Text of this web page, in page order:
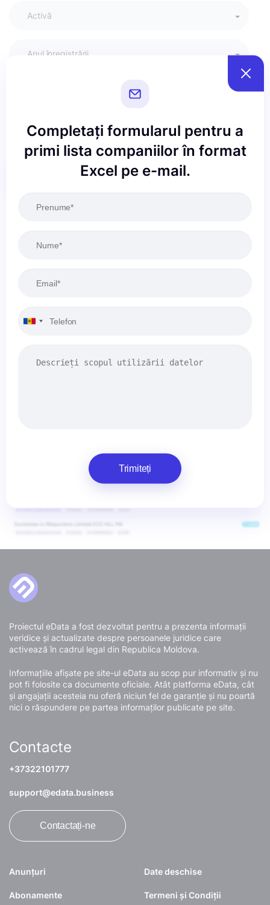
Activă
Anul înregistrării
Aplicați
Completați formularul pentru a
primi lista companiilor în format
Excel pe e-mail.
Trimiteți
Proiectul eData a fost dezvoltat pentru a prezenta informații
veridice și actualizate despre persoanele juridice care
activează în cadrul legal din Republica Moldova.
Informațiile afișate pe site-ul eData au scop pur informativ și nu
pot fi folosite ca documente oficiale. Atât platforma eData, cât
și angajații acesteia nu oferă niciun fel de garanție și nu poartă
nici o răspundere pe partea informaților publicate pe site.
Anunțuri
Abonamente
Date deschise
Termeni și Condiții
Contacte
+37322101777
support@edata.business
Contactați-ne